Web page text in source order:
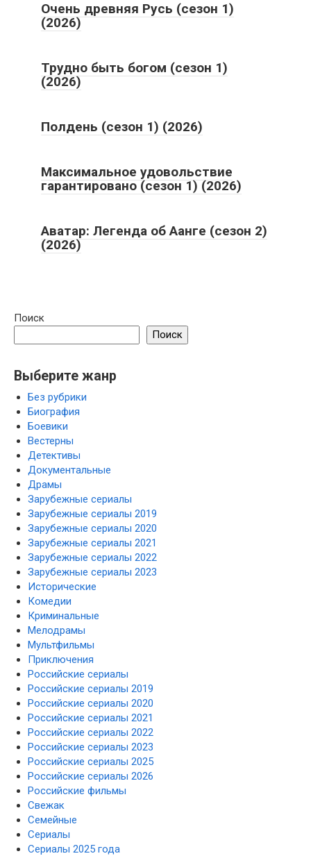
Очень древняя Русь (сезон 1)
(2026)
Трудно быть богом (сезон 1)
(2026)
Полдень (сезон 1) (2026)
Максимальное удовольствие
гарантировано (сезон 1) (2026)
Аватар: Легенда об Аанге (сезон 2)
(2026)
Поиск
Поиск
Выберите жанр
Без рубрики
Биография
Боевики
Вестерны
Детективы
Документальные
Драмы
Зарубежные сериалы
Зарубежные сериалы 2019
Зарубежные сериалы 2020
Зарубежные сериалы 2021
Зарубежные сериалы 2022
Зарубежные сериалы 2023
Исторические
Комедии
Криминальные
Мелодрамы
Мультфильмы
Приключения
Российские сериалы
Российские сериалы 2019
Российские сериалы 2020
Российские сериалы 2021
Российские сериалы 2022
Российские сериалы 2023
Российские сериалы 2025
Российские сериалы 2026
Российские фильмы
Свежак
Семейные
Сериалы
Сериалы 2025 года